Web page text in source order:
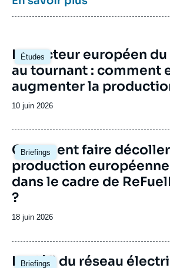
puissances comme les Etats-Unis,
ou l’Inde. Il offre une expertise
notamment.
Études
Image
principale
Le secteur européen
au tournant : comment
augmenter la
Date
publication
10 juin 2026
Briefings
Image
principale
Comment faire
production européenne
dans le cadre de
?
Date
publication
18 juin 2026
Briefings
Image
Le défi du réseau